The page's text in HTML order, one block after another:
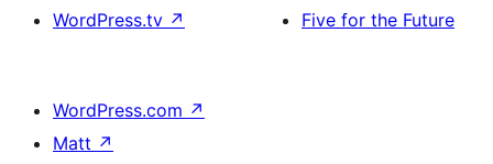
WordPress.tv ↗
Five for the Future
WordPress.com ↗
Matt ↗